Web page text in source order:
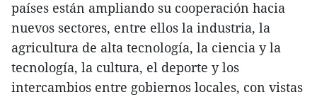
países están ampliando su cooperación hacia
nuevos sectores, entre ellos la industria, la
agricultura de alta tecnología, la ciencia y la
tecnología, la cultura, el deporte y los
intercambios entre gobiernos locales, con vistas